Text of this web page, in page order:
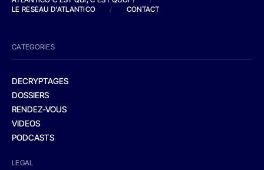
LE RESEAU D'ATLANTICO
/ CONTACT
CATEGORIES
DECRYPTAGES
DOSSIERS
RENDEZ-VOUS
VIDEOS
PODCASTS
LEGAL